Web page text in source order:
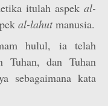
itulah aspek al-
al-lahutmanusia.
hulul, ia telah
Tuhan, dan Tuhan
sebagaimana kata